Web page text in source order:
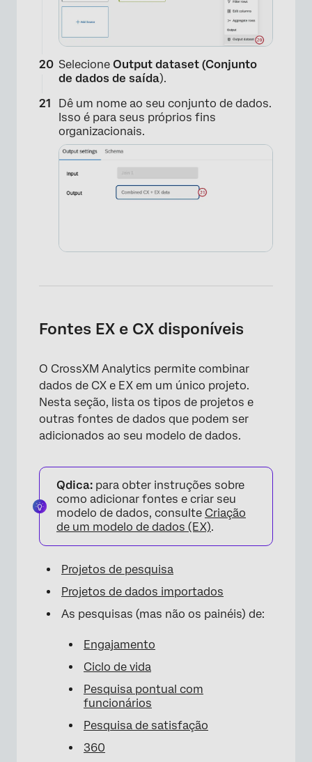
×
×
Selecione Output dataset (Conjunto
de dados de saída).
Dê um nome ao seu conjunto de dados.
Isso é para seus próprios fins
organizacionais.
Fontes EX e CX disponíveis
O CrossXM Analytics permite combinar
dados de CX e EX em um único projeto.
Nesta seção, lista os tipos de projetos e
outras fontes de dados que podem ser
adicionados ao seu modelo de dados.
Qdica: para obter instruções sobre
como adicionar fontes e criar seu
modelo de dados, consulte Criação
de um modelo de dados (EX).
Projetos de pesquisa
Projetos de dados importados
As pesquisas (mas não os painéis) de:
Engajamento
Ciclo de vida
Pesquisa pontual com
funcionários
Pesquisa de satisfação
360